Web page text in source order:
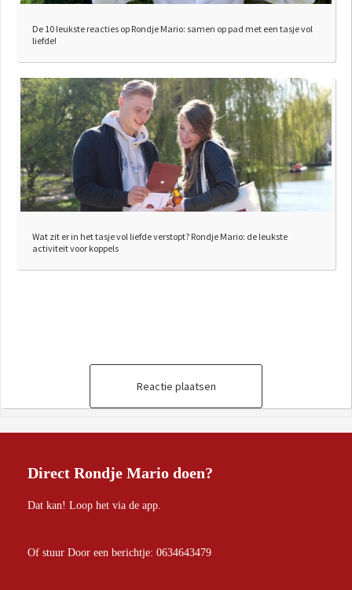
De 10 leukste reacties op Rondje Mario: samen op pad met een tasje vol
liefde!
Wat zit er in het tasje vol liefde verstopt? Rondje Mario: de leukste
activiteit voor koppels
Reactie plaatsen
Direct Rondje Mario doen?
Dat kan! Loop het via de app.
Of stuur Door een berichtje: 0634643479